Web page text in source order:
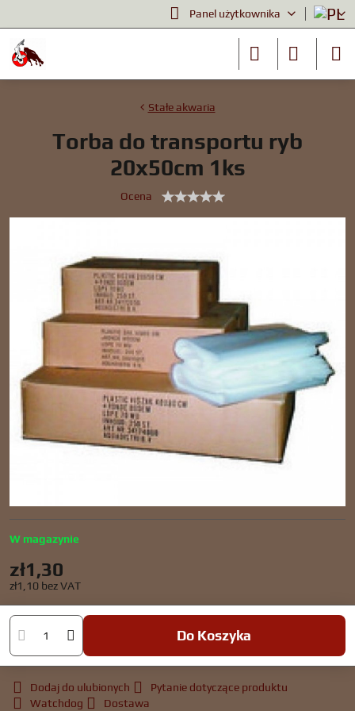
Panel użytkownika
Stałe akwaria
Torba do transportu ryb
20x50cm 1ks
Ocena
W magazynie
zł1,30
zł1,10 bez VAT
Do Koszyka
Dodaj do ulubionych
Pytanie dotyczące produktu
Watchdog
Dostawa